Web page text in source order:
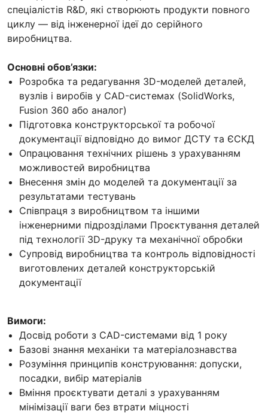
спеціалістів R&D, які створюють продукти повного
циклу — від інженерної ідеї до серійного
виробництва.
Основні обов’язки:
Розробка та редагування 3D-моделей деталей,
вузлів і виробів у CAD-системах (SolidWorks,
Fusion 360 або аналог)
Підготовка конструкторської та робочої
документації відповідно до вимог ДСТУ та ЄСКД
Опрацювання технічних рішень з урахуванням
можливостей виробництва
Внесення змін до моделей та документації за
результатами тестувань
Співпраця з виробництвом та іншими
інженерними підрозділами Проєктування деталей
під технології 3D-друку та механічної обробки
Супровід виробництва та контроль відповідності
виготовлених деталей конструкторській
документації
Bимоги:
Досвід роботи з CAD-системами від 1 року
Базові знання механіки та матеріалознавства
Розуміння принципів конструювання: допуски,
посадки, вибір матеріалів
Вміння проєктувати деталі з урахуванням
мінімізації ваги без втрати міцності